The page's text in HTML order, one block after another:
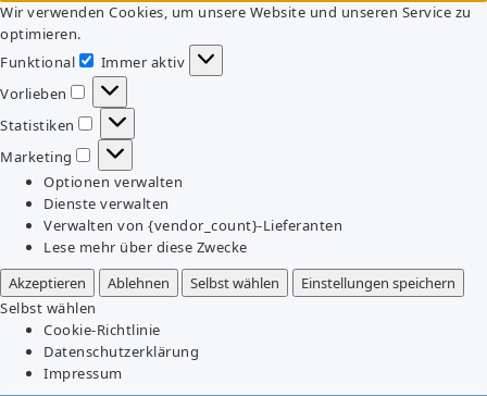
Wir verwenden Cookies, um unsere Website und unseren Service zu
optimieren.
Funktional
Funktional
Immer aktiv
Vorlieben
Vorlieben
Statistiken
Statistiken
Marketing
Marketing
Optionen verwalten
Dienste verwalten
Verwalten von {vendor_count}-Lieferanten
Lese mehr über diese Zwecke
Akzeptieren
Ablehnen Selbst wählen
Einstellungen speichern
Selbst wählen
Cookie-Richtlinie
Datenschutzerklärung
Impressum